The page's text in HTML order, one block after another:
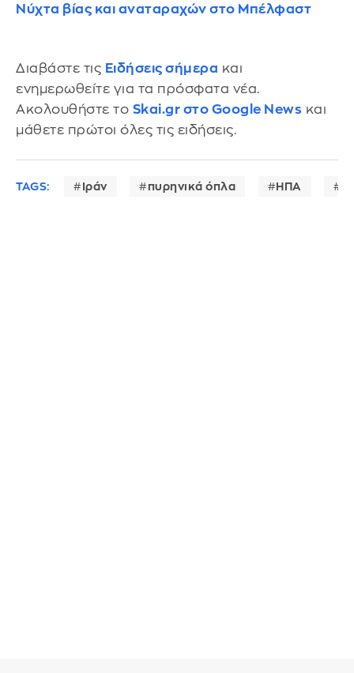
Νύχτα βίας και αναταραχών στο Μπέλφαστ
Διαβάστε τις Ειδήσεις σήμερα και
ενημερωθείτε για τα πρόσφατα νέα.
Ακολουθήστε το Skai.gr στο Google News και
μάθετε πρώτοι όλες τις ειδήσεις.
TAGS: Ιράν πυρηνικά όπλα ΗΠΑ